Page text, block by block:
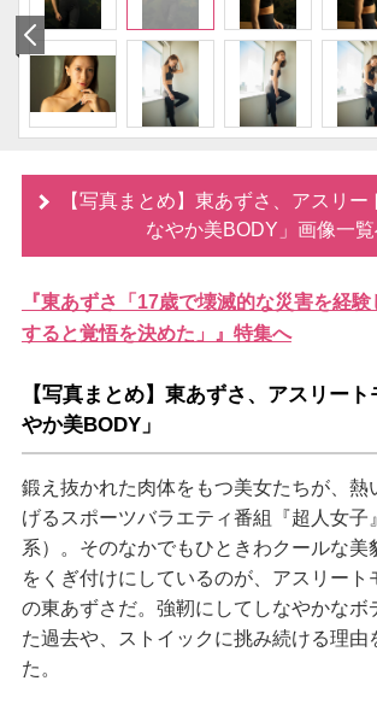
【写真まとめ】東あずさ、アスリー
なやか美BODY」画像一
『東あずさ「17歳で壊滅的な災害を経
すると覚悟を決めた」』特集へ
【写真まとめ】東あずさ、アスリー
か美BODY」
鍛え抜かれた肉体をもつ美女たちが、熱
げるスポーツバラエティ番組『超人女子
系）。そのなかでもひときわクールな美
をくぎ付けにしているのが、アスリート
の東あずさだ。強靭にしてしなやかなボ
た過去や、ストイックに挑み続ける理由
た。